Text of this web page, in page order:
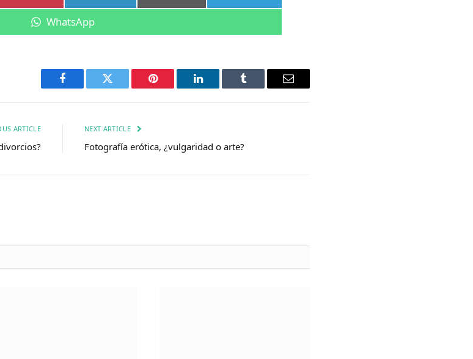
Compartir
WhatsApp
Facebook Twitter Pinterest LinkedIn Tumblr Email
ARTICLE NEXT ARTICLE
Fotografía erótica, ¿vulgaridad o arte?